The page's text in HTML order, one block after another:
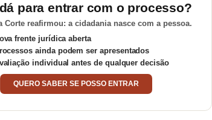
para entrar com o processo?
Corte reafirmou: a cidadania nasce com a pessoa.
frente jurídica aberta
ainda podem ser apresentados
individual antes de qualquer decisão
QUERO SABER SE POSSO ENTRAR